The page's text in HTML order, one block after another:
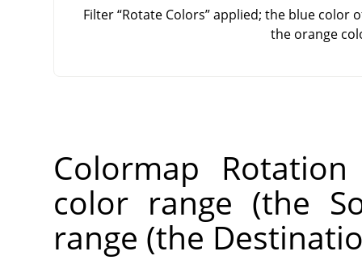
Filter“Rotate Colors”applied; the blue color
the orange
Colormap
color range (the
range (the